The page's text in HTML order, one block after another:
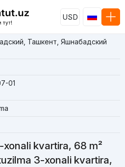
USD
Ташкент, Яшнабадский
01
kvartira, 68 m²
3-xonali kvartira,